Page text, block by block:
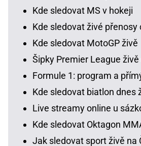
Kde sledovat MS v hokeji
Kde sledovat živé přenosy
Kde sledovat MotoGP živě
Šipky Premier League živě
Formule 1: program a
Kde sledovat biatlon dnes
Live streamy online u
Kde sledovat Oktagon
Jak sledovat sport živě na